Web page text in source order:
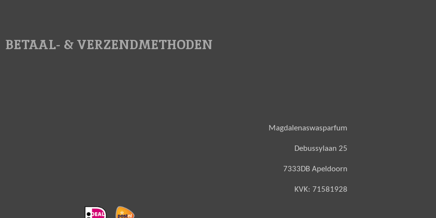
BETAAL- & VERZENDMETHODEN
Magdalenaswasparfum
Debussylaan 25
7333DB Apeldoorn
KVK: 71581928